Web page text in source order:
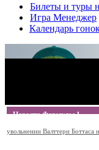
Билеты и туры
Игра Менеджер
Календарь
Новости Формулы 1
увольнении Валттери Боттаса